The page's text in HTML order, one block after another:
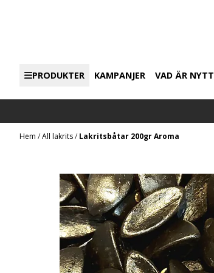
PRODUKTER KAMPANJER VAD ÄR NYTT
Hem /All lakrits/ Lakritsbåtar 200gr Aroma